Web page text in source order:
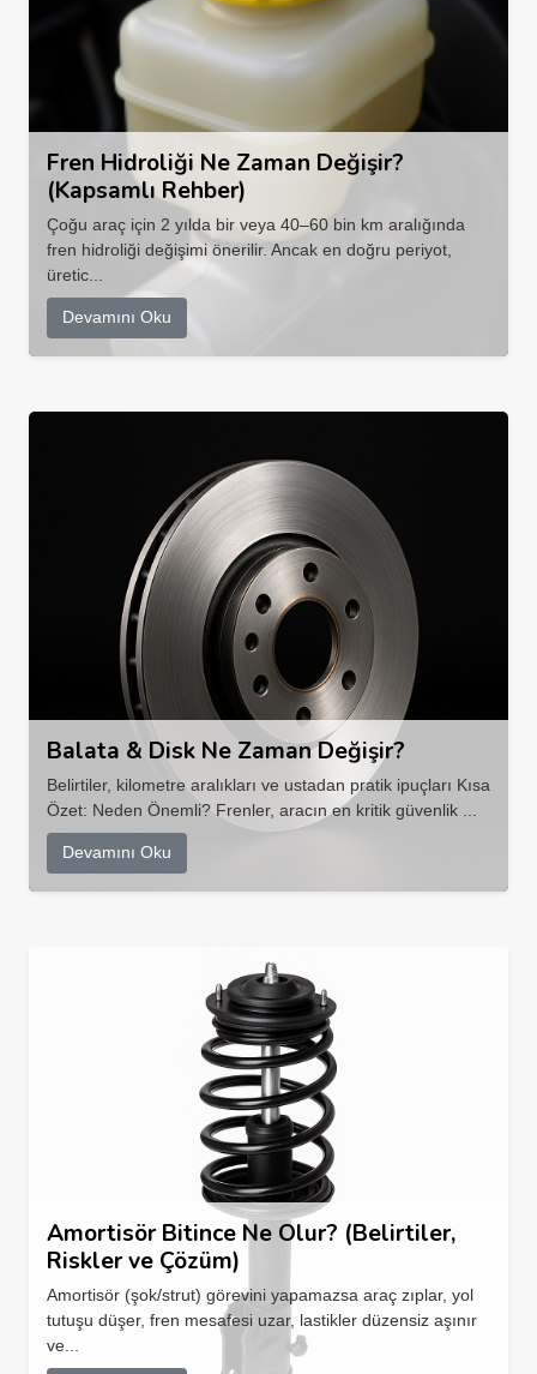
Fren Hidroliği Ne Zaman Değişir?
(Kapsamlı Rehber)
Çoğu araç için 2 yılda bir veya 40–60 bin km aralığında
fren hidroliği değişimi önerilir. Ancak en doğru periyot,
üretic...
Devamını Oku
Balata & Disk Ne Zaman Değişir?
Belirtiler, kilometre aralıkları ve ustadan pratik ipuçları Kısa
Özet: Neden Önemli? Frenler, aracın en kritik güvenlik ...
Devamını Oku
Amortisör Bitince Ne Olur? (Belirtiler,
Riskler ve Çözüm)
Amortisör (şok/strut) görevini yapamazsa araç zıplar, yol
tutuşu düşer, fren mesafesi uzar, lastikler düzensiz aşınır
ve...